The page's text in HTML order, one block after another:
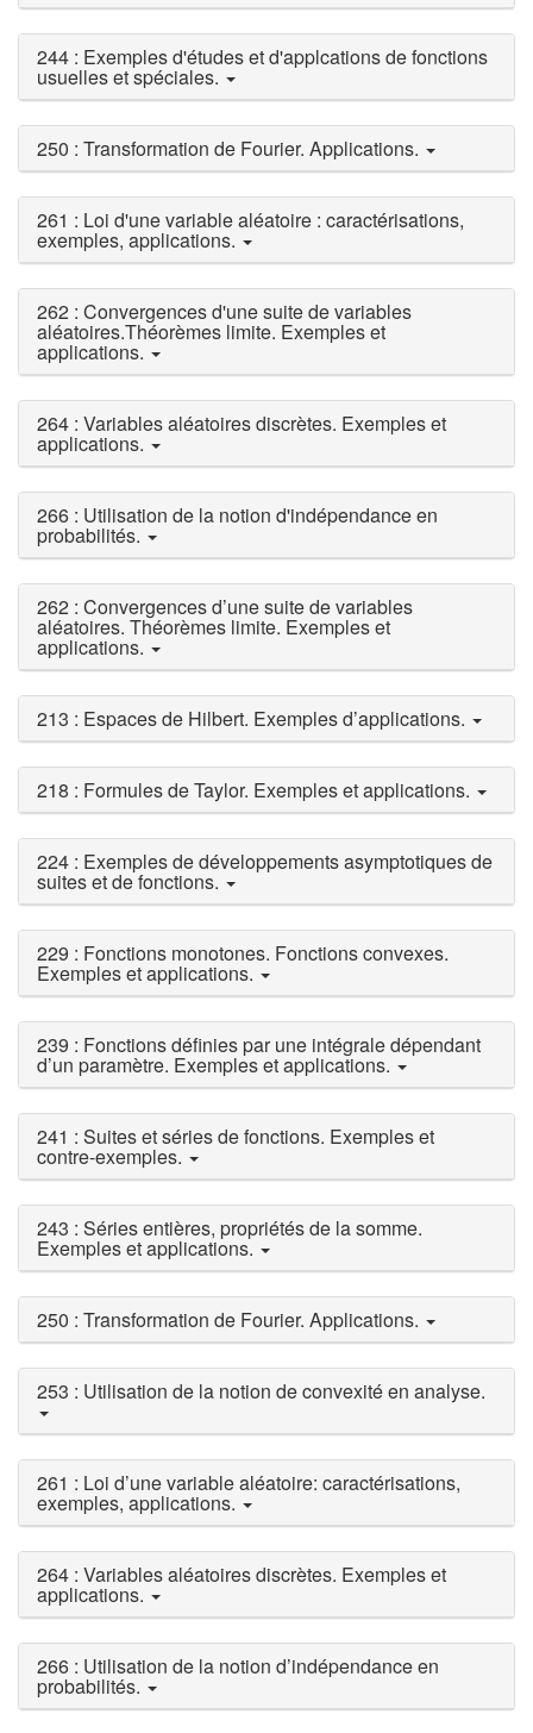
244 : Exemples d'études et d'applcations de fonctions
usuelles et spéciales.
250 : Transformation de Fourier. Applications.
261 : Loi d'une variable aléatoire : caractérisations,
exemples, applications.
262 : Convergences d'une suite de variables
aléatoires.Théorèmes limite. Exemples et
applications.
264 : Variables aléatoires discrètes. Exemples et
applications.
266 : Utilisation de la notion d'indépendance en
probabilités.
262 : Convergences d’une suite de variables
aléatoires. Théorèmes limite. Exemples et
applications.
213 : Espaces de Hilbert. Exemples d’applications.
218 : Formules de Taylor. Exemples et applications.
224 : Exemples de développements asymptotiques de
suites et de fonctions.
229 : Fonctions monotones. Fonctions convexes.
Exemples et applications.
239 : Fonctions définies par une intégrale dépendant
d’un paramètre. Exemples et applications.
241 : Suites et séries de fonctions. Exemples et
contre-exemples.
243 : Séries entières, propriétés de la somme.
Exemples et applications.
250 : Transformation de Fourier. Applications.
253 : Utilisation de la notion de convexité en analyse.
261 : Loi d’une variable aléatoire: caractérisations,
exemples, applications.
264 : Variables aléatoires discrètes. Exemples et
applications.
266 : Utilisation de la notion d’indépendance en
probabilités.